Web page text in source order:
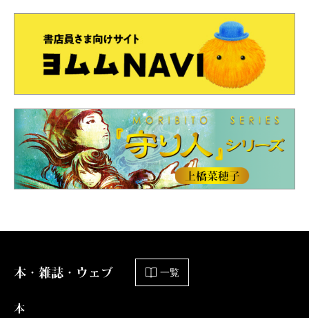
本・雑誌・ウェブ 一覧
本